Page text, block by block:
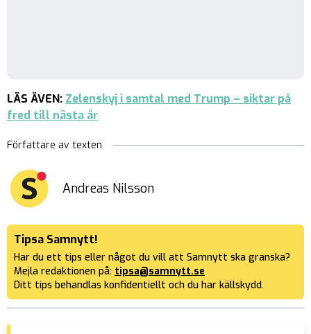
LÄS ÄVEN: Zelenskyj i samtal med Trump – siktar på
fred till nästa år
Författare av texten
Andreas Nilsson
Tipsa Samnytt!
Har du ett tips eller något du vill att Samnytt ska granska?
Mejla redaktionen på: tipsa@samnytt.se
Ditt tips behandlas konfidentiellt och du har källskydd.